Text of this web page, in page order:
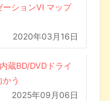
ーションVI マップ
2020年03月16日
蔵BD/DVDドライ
う
2025年09月06日